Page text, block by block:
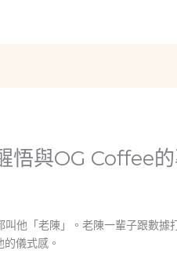
悟與OG Coffee
他「老陳」。老陳一輩子跟數據
儀式感。